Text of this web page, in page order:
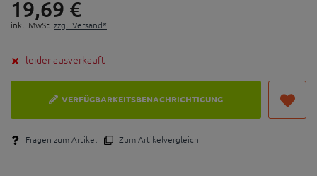
19,69 €
inkl. MwSt. zzgl. Versand*
leider ausverkauft
VERFÜGBARKEITSBENACHRICHTIGUNG
Fragen zum Artikel Zum Artikelvergleich